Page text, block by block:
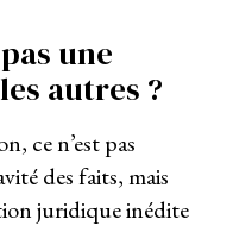
une
autres ?
ce n’est pas
des faits, mais
juridique inédite